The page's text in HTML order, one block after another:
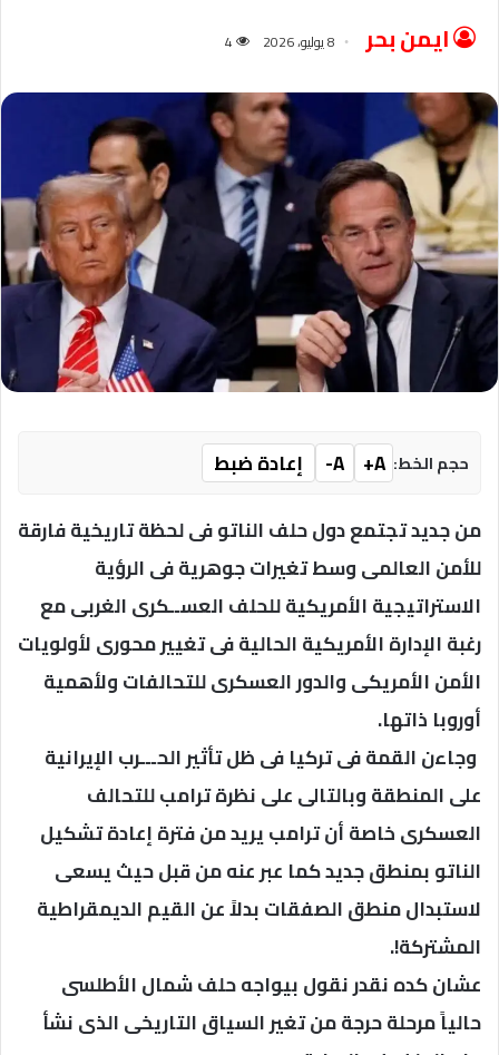
ايمن بحر 8 يوليو، 2026 4
حجم الخط: A+
A-
إعادة ضبط
من جديد تجتمع دول حلف الناتو فى لحظة تاريخية فارقة
للأمن العالمى وسط تغيرات جوهرية فى الرؤية
الاستراتيجية الأمريكية للحلف العســكرى الغربى مع
رغبة الإدارة الأمريكية الحالية فى تغيير محورى لأولويات
الأمن الأمريكى والدور العسكرى للتحالفات ولأهمية
أوروبا ذاتها.
‏ وجاءن القمة فى تركيا فى ظل تأثير الحـــرب الإيرانية
على المنطقة وبالتالى على نظرة ترامب للتحالف
العسكرى خاصة أن ترامب يريد من فترة إعادة تشكيل
‎الناتو بمنطق جديد كما عبر عنه من قبل حيث يسعى
لاستبدال منطق الصفقات بدلاً عن القيم الديمقراطية
المشتركة!.
عشان كده نقدر نقول بيواجه حلف شمال الأطلسى
حالياً مرحلة حرجة من تغير السياق التاريخى الذى نشأ